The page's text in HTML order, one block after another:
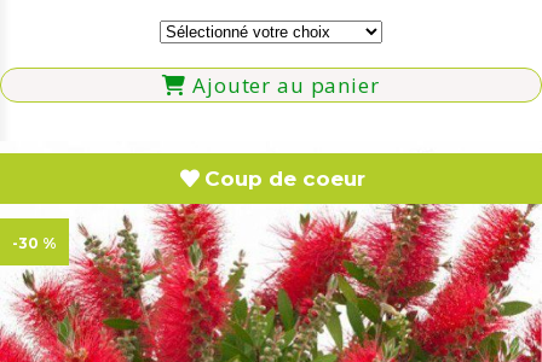
Ajouter au panier
-30 %
Coup de coeur